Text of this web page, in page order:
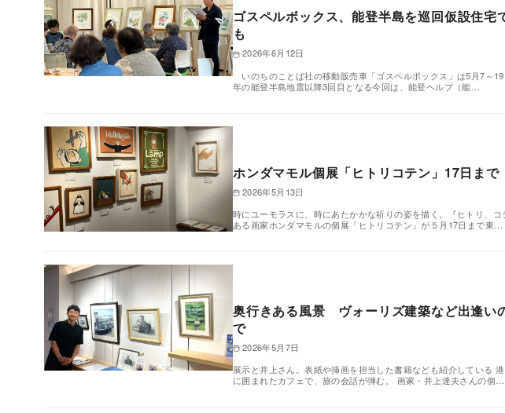
ゴスペルボックス、能登半島を巡回仮設住宅
も
2026年6月12日
いのちのことば社の移動販売車「ゴスペルボックス」は5月7～
年の能登半島地震以降3回目となる今回は、能登ヘルプ（能…
ホンダマモル個展「ヒトリコテン」17日まで
2026年5月13日
時にユーモラスに、時にあたかかな祈りの姿を描く。『ヒトリ、
ある画家ホンダマモルの個展「ヒトリコテン」が５月17日まで東…
奥行きある風景 ヴォーリズ建築など出逢
で
2026年5月7日
展示と井上さん。表紙や挿画を担当した書籍なども紹介している
に囲まれたカフェで、旅の会話が弾む。 画家・井上達夫さんの個…